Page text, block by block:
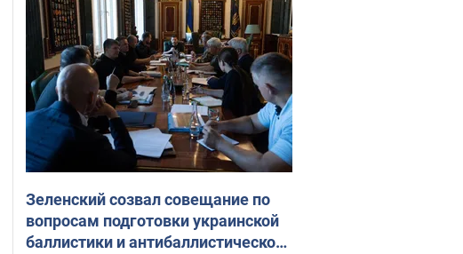
Зеленский созвал совещание по
вопросам подготовки украинской
баллистики и антибаллистической